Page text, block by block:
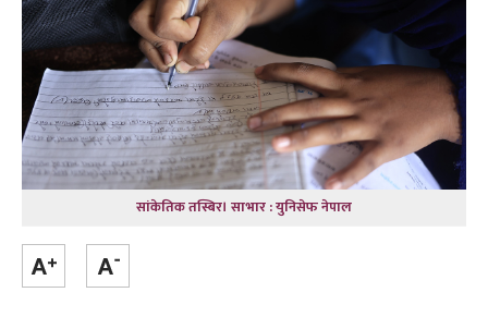
सांकेतिक तस्बिर। साभार : युनिसेफ नेपाल